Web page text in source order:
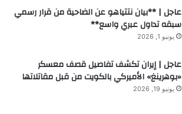
عاجل | **بيان نتتياهو عن الضاحية من قرار رسمي
سبقه تداول عبري واسع**
يونيو 1, 2026
عاجل | إيران تكشف تفاصيل قصف معسكر
«بوهرينغ» الأميركي بالكويت من قبل مقاتلاتها
يونيو 19, 2026